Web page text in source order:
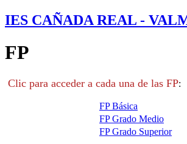
IES CAÑADA REAL -
FP
Clic para acceder a cada una de las FP:
FP Básica
FP Grado Medio
FP Grado Superior